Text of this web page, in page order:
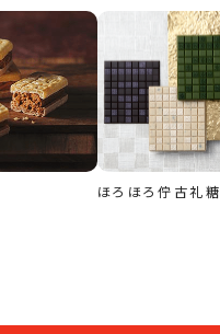
ほろほろ佇古礼糖